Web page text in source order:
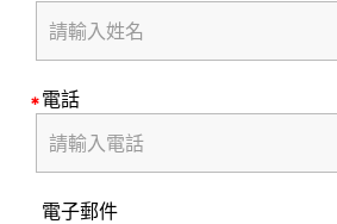
電話
電子郵件